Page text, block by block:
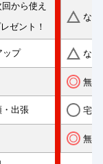
から使え
ゼント！
なし
ップ なし
無料
・出張 宅配
無料